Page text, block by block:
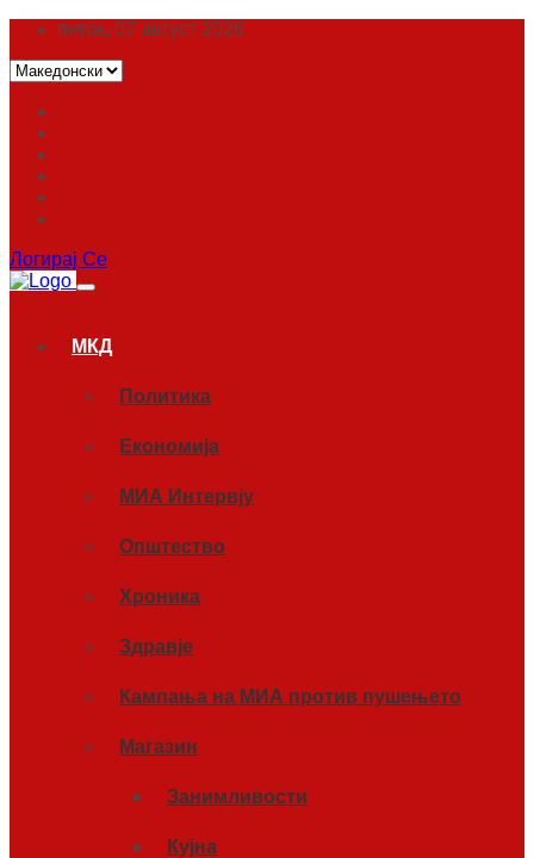
петок, 07 август 2026
Логирај Се
МКД
Политика
Економија
МИА Интервју
Општество
Хроника
Здравје
Кампања на МИА против пушењето
Магазин
Занимливости
Кујна